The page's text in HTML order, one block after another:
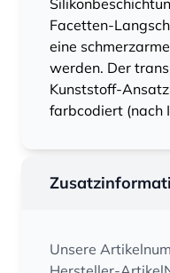
Facetten-
eine
werden. Der
Kunststoff-
farbcodiert (nach
Unsere